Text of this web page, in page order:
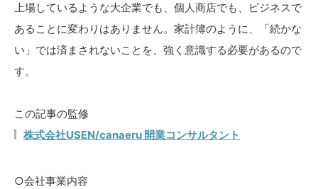
上場しているような大企業でも、個人商店でも、ビジネスで
あることに変わりはありません。家計簿のように、「続かな
い」では済まされないことを、強く意識する必要があるので
す。
この記事の監修
株式会社USEN/canaeru 開業コンサルタント
○会社事業内容